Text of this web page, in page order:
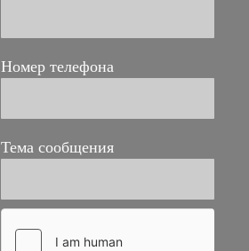
Номер телефона
Тема сообщения